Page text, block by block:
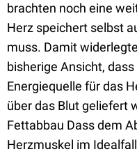
brachten noch eine
Herz speichert selbst
muss. Damit
bisherige Ansicht,
Energiequelle für das
über das Blut geliefert
Fettabbau Dass dem
Herzmuskel im